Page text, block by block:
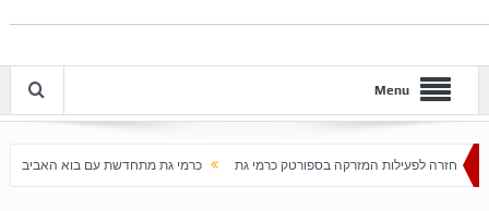
Menu
בספורטק כרמי גת כרמי גת מתחדשת עם בוא האביב עלייה חדה במחירי הדירות